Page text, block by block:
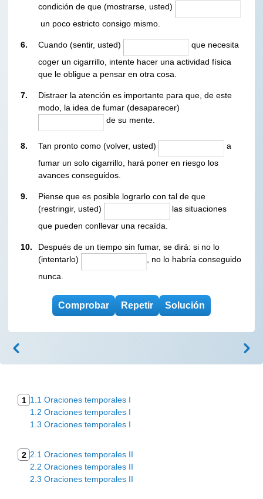
condición de que (mostrarse, usted)
un poco estricto consigo mismo.
6. Cuando (sentir, usted)
que necesita
coger un cigarrillo, intente hacer una actividad física
que le obligue a pensar en otra cosa.
7.
Distraer la atención es importante para que, de este
modo, la idea de fumar (desaparecer)
de su mente.
8. Tan pronto como (volver, usted)
a
fumar un solo cigarrillo, hará poner en riesgo los
avances conseguidos.
9.
Piense que es posible lograrlo con tal de que
(restringir, usted)
las situaciones
que pueden conllevar una recaída.
10.
Después de un tiempo sin fumar, se dirá: si no lo
(intentarlo)
, no lo habría conseguido
nunca.
1 1.1 Oraciones temporales I
1.2 Oraciones temporales I
1.3 Oraciones temporales I
2 2.1 Oraciones temporales II
2.2 Oraciones temporales II
2.3 Oraciones temporales II